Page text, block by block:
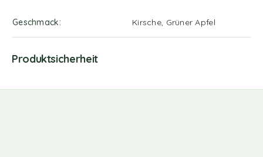
Geschmack Kirsche, Grüner Apfel
Produktsicherheit